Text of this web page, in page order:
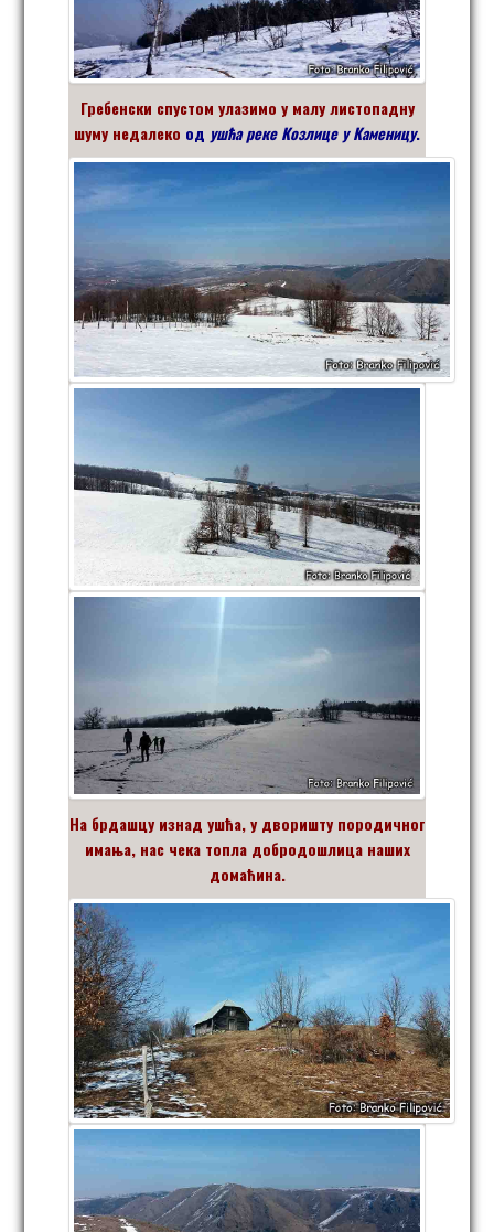
Гребенски спустом улазимо у малу листопадну
шуму недалеко од ушћа реке Козлице у Каменицу.
На брдашцу изнад ушћа, у дворишту породичног
имања, нас чека топла добродошлица наших
домаћина.